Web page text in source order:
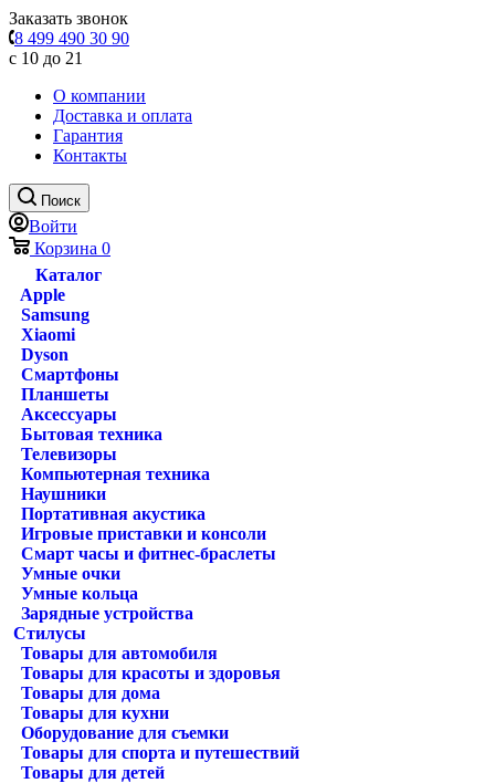
Заказать звонок
8 499 490 30 90
с 10 до 21
О компании
Доставка и оплата
Гарантия
Контакты
Поиск
Войти
Корзина 0
Каталог
Apple
Samsung
Xiaomi
Dyson
Смартфоны
Планшеты
Аксессуары
Бытовая техника
Телевизоры
Компьютерная техника
Наушники
Портативная акустика
Игровые приставки и консоли
Смарт часы и фитнес-браслеты
Умные очки
Умные кольца
Зарядные устройства
Стилусы
Товары для автомобиля
Товары для красоты и здоровья
Товары для дома
Товары для кухни
Оборудование для съемки
Товары для спорта и путешествий
Товары для детей